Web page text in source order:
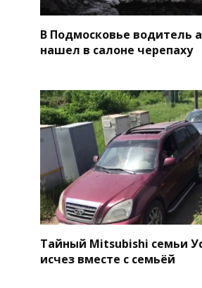
В Подмосковье водитель
нашел в салоне черепаху
Тайный Mitsubishi семьи
исчез вместе с семьёй